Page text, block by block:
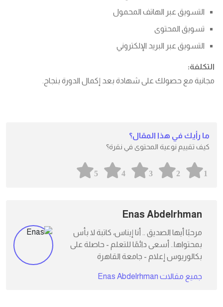
التسويق عبر الهاتف المحمول
تسويق المحتوى
التسويق عبر البريد الإلكتروني
التكلفة:
مجانية مع حصولك على شهادة بعد إكمال الدورة بنجاح.
ما رأيك في هذا المقال؟
كيف تقييم نوعية المحتوى في نقرة؟
5 4 3 2 1
Enas Abdelrhman
مرحبًا أيها الصديق .. أنا إيناس، كاتبة لا بأس
بمحتواها.. أسعى دائمًا للتعلم - حاصلة على
بكالوريوس إعلام - جامعة القاهرة
جميع مقالات Enas Abdelrhman